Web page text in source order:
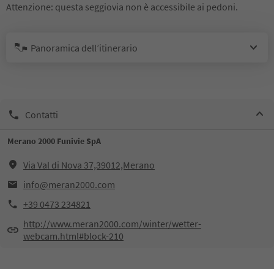
Attenzione: questa seggiovia non è accessibile ai pedoni.
Panoramica dell’itinerario
Contatti
Merano 2000 Funivie SpA
Via Val di Nova 37,39012,Merano
info@meran2000.com
+39 0473 234821
http://www.meran2000.com/winter/wetter-
webcam.html#block-210